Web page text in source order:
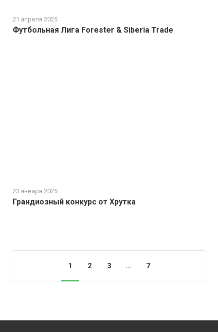
Футбольная Лига Forester & Siberia Trade
21 апреля 2025
Грандиозный конкурс от Хрутка
23 января 2025
1 2 3 ... 7